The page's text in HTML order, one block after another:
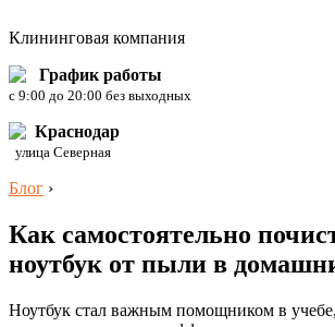
Клининговая компания
График работы
c 9:00 до 20:00 без выходных
Краснодар
улица Северная
Блог ›
Как самостоятельно
ноутбук от пыли в
Ноутбук стал важным помощником в